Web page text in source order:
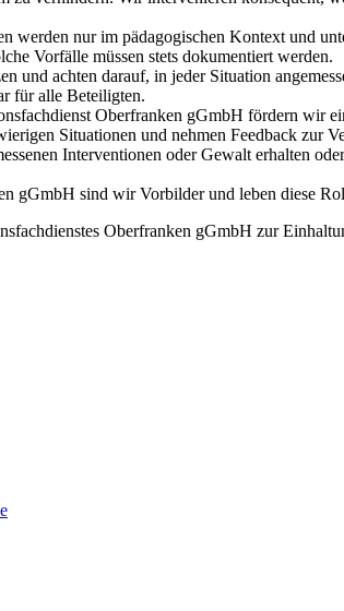
werden nur im pädagogischen Kontext und
Vorfälle müssen stets dokumentiert werden.
und achten darauf, in jeder Situation
für alle Beteiligten.
Oberfranken gGmbH fördern wir
Situationen und nehmen Feedback zur
Interventionen oder Gewalt erhalten
gGmbH sind wir Vorbilder und leben diese
Oberfranken gGmbH zur